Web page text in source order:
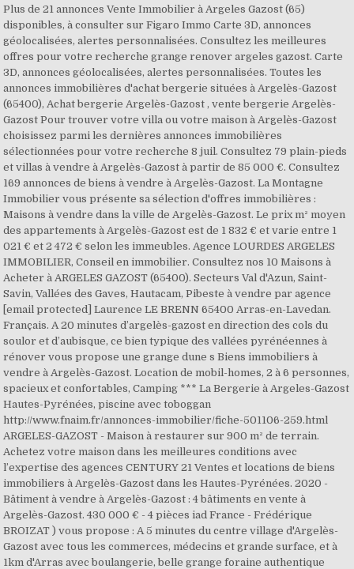
Plus de 21 annonces Vente Immobilier à Argeles Gazost (65)
disponibles, à consulter sur Figaro Immo Carte 3D, annonces
géolocalisées, alertes personnalisées. Consultez les meilleures
offres pour votre recherche grange renover argeles gazost. Carte
3D, annonces géolocalisées, alertes personnalisées. Toutes les
annonces immobilières d'achat bergerie situées à Argelès-Gazost
(65400), Achat bergerie Argelès-Gazost , vente bergerie Argelès-
Gazost Pour trouver votre villa ou votre maison à Argelès-Gazost
choisissez parmi les dernières annonces immobilières
sélectionnées pour votre recherche 8 juil. Consultez 79 plain-pieds
et villas à vendre à Argelès-Gazost à partir de 85 000 €. Consultez
169 annonces de biens à vendre à Argelès-Gazost. La Montagne
Immobilier vous présente sa sélection d'offres immobilières :
Maisons à vendre dans la ville de Argelès-Gazost. Le prix m² moyen
des appartements à Argelès-Gazost est de 1 832 € et varie entre 1
021 € et 2 472 € selon les immeubles. Agence LOURDES ARGELES
IMMOBILIER, Conseil en immobilier. Consultez nos 10 Maisons à
Acheter à ARGELES GAZOST (65400). Secteurs Val d'Azun, Saint-
Savin, Vallées des Gaves, Hautacam, Pibeste à vendre par agence
[email protected] Laurence LE BRENN 65400 Arras-en-Lavedan.
Français. A 20 minutes d’argelès-gazost en direction des cols du
soulor et d’aubisque, ce bien typique des vallées pyrénéennes à
rénover vous propose une grange dune s Biens immobiliers à
vendre à Argelès-Gazost. Location de mobil-homes, 2 à 6 personnes,
spacieux et confortables, Camping *** La Bergerie à Argeles-Gazost
Hautes-Pyrénées, piscine avec toboggan
http://www.fnaim.fr/annonces-immobilier/fiche-501106-259.html
ARGELES-GAZOST - Maison à restaurer sur 900 m² de terrain.
Achetez votre maison dans les meilleures conditions avec
l’expertise des agences CENTURY 21 Ventes et locations de biens
immobiliers à Argelès-Gazost dans les Hautes-Pyrénées. 2020 -
Bâtiment à vendre à Argelès-Gazost : 4 bâtiments en vente à
Argelès-Gazost. 430 000 € - 4 pièces iad France - Frédérique
BROIZAT ) vous propose : A 5 minutes du centre village d'Argelès-
Gazost avec tous les commerces, médecins et grande surface, et à
1km d'Arras avec boulangerie, belle grange foraine authentique